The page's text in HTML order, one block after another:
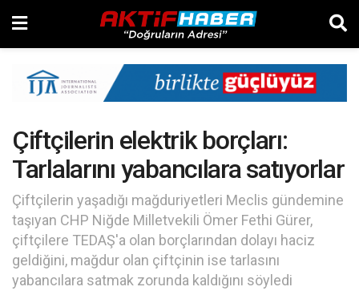
Çiftçilerin elektrik borçları:
Tarlalarını yabancılara satıyorlar
Çiftçilerin yaşadığı mağduriyetleri Meclis gündemine
taşıyan CHP Niğde Milletvekili Ömer Fethi Gürer,
çiftçilere TEDAŞ'a olan borçlarından dolayı haciz
geldiğini, mağdur olan çiftçinin ise tarlasını
yabancılara satmak zorunda kaldığını söyledi